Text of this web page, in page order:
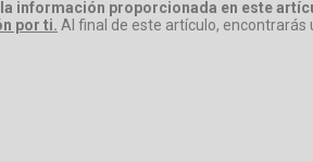
información proporcionada en este
por ti. Al final de este artículo,